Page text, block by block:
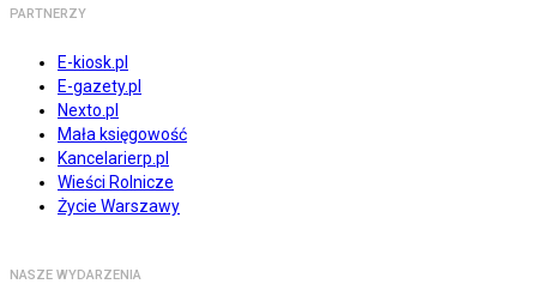
PARTNERZY
E-kiosk.pl
E-gazety.pl
Nexto.pl
Mała księgowość
Kancelarierp.pl
Wieści Rolnicze
Życie Warszawy
NASZE WYDARZENIA